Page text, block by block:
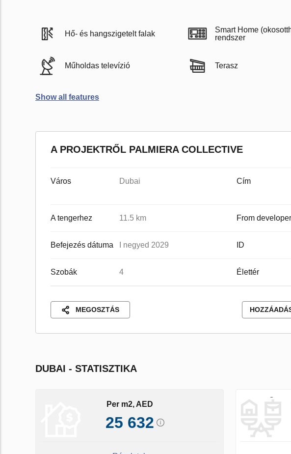
Hő- és hangszigetelt falak
Smart Home
rendszer
Műholdas televízió Terasz
Show all features
A PROJEKTRŐL PALMIERA COLLECTIVE
Város Dubai Cím
A tengerhez 11.5 km From developer
Befejezés dátuma I negyed 2029 ID
Szobák 4 Élettér
MEGOSZTÁS
DUBAI - STATISZTIKA
Per m2, AED
25 632